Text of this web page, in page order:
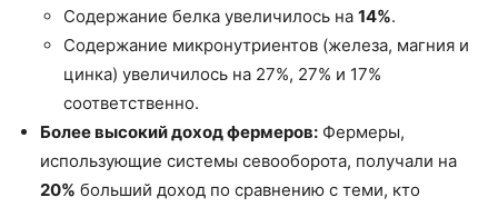
Содержание белка увеличилось на 14%.
Содержание микронутриентов (железа, магния и
цинка) увеличилось на 27%, 27% и 17%
соответственно.
Более высокий доход фермеров: Фермеры,
использующие системы севооборота, получали на
20% больший доход по сравнению с теми, кто